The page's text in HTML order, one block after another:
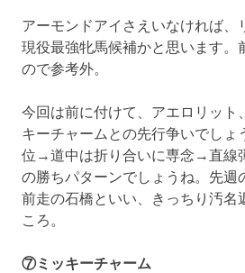
アーモンドアイさえいなければ、
現役最強牝馬候補かと思います。
ので参考外。
今回は前に付けて、アエロリット
キーチャームとの先行争いでしょ
位→道中は折り合いに専念→直線
の勝ちパターンでしょうね。先週
前走の石橋といい、きっちり汚名
ころ。
⑦ミッキーチャーム